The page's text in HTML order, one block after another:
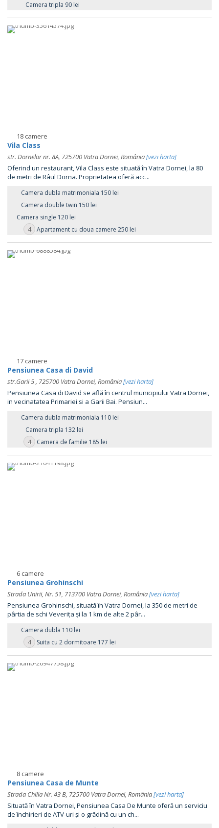
Camera tripla 90 lei
18 camere
Vila Class
str. Dornelor nr. 8A, 725700 Vatra Dornei, România[vezi harta]
Oferind un restaurant, Vila Class este situată în Vatra Dornei, la 80
de metri de Râul Dorna. Proprietatea oferă acc...
Camera dubla matrimoniala 150 lei
Camera double twin 150 lei
Camera single 120 lei
4 Apartament cu doua camere 250 lei
17 camere
Pensiunea Casa di David
str.Garii 5 , 725700 Vatra Dornei, România[vezi harta]
Pensiunea Casa di David se află în centrul municipiului Vatra Dornei,
in vecinatatea Primariei si a Garii Bai. Pensiun...
Camera dubla matrimoniala 110 lei
Camera tripla 132 lei
4 Camera de familie 185 lei
6 camere
Pensiunea Grohinschi
Strada Unirii, Nr. 51, 713700 Vatra Dornei, România[vezi harta]
Pensiunea Grohinschi, situată în Vatra Dornei, la 350 de metri de
pârtia de schi Veverița și la 1 km de alte 2 pâr...
Camera dubla 110 lei
4 Suita cu 2 dormitoare 177 lei
8 camere
Pensiunea Casa de Munte
Strada Chilia Nr. 43 B, 725700 Vatra Dornei, România[vezi harta]
Situată în Vatra Dornei, Pensiunea Casa De Munte oferă un serviciu
de închirieri de ATV-uri și o grădină cu un ch...